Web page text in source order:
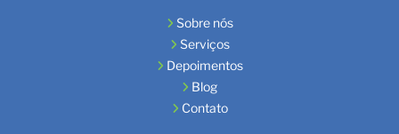
Sobre nós
Serviços
Depoimentos
Blog
Contato